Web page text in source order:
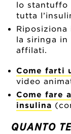
lo stantuffo
tutta
Riposiziona
la siringa
affilati.
Come farti
video
Come fare
insulina
QUANTO